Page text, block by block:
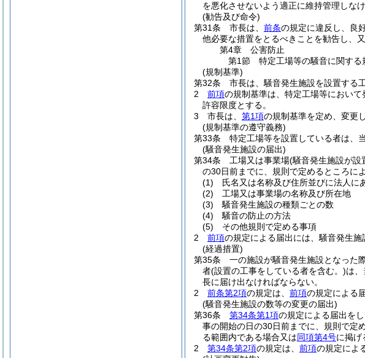
を悪化させないよう適正に維持管理しな
(勧告及び命令)
第31条
市長は、 前条の規定に違反し、良
他必要な措置をとるべきことを勧告し、
第4章
公害防止
第1節
特定工場等の騒音に関する
(規制基準)
第32条
市長は、騒音発生施設を設置する
2
前項の規制基準は、特定工場等におい
許容限度とする。
3
市長は、 第1項の規制基準を定め、変更
(規制基準の遵守義務)
第33条
特定工場等を設置している者は、
(騒音発生施設の届出)
第34条
工場又は事業場(騒音発生施設が設
の30日前までに、規則で定めるところに
(1)
氏名又は名称及び住所並びに法人に
(2)
工場又は事業場の名称及び所在地
(3)
騒音発生施設の種類ごとの数
(4)
騒音の防止の方法
(5)
その他規則で定める事項
2
前項の規定による届出には、騒音発生施
(経過措置)
第35条
一の施設が騒音発生施設となった
者(設置の工事をしている者を含む。)は
長に届け出なければならない。
2
前条第2項の規定は、 前項の規定による
(騒音発生施設の数等の変更の届出)
第36条
第34条第1項の規定による届出を
事の開始の日の30日前までに、規則で定
る範囲内である場合又は同項第4号に掲げ
2
第34条第2項の規定は、 前項の規定によ